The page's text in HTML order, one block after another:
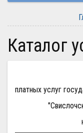
Каталог
платных услуг